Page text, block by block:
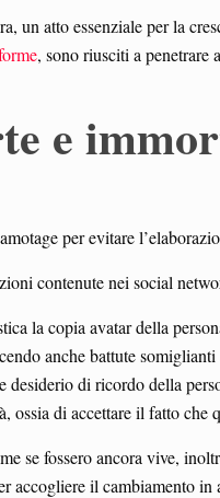
un atto essenziale per la
, sono riusciti a penetrare
e
per evitare
contenute nei social
la copia avatar della
anche battute
di ricordo della
di accettare il fatto che
se fossero ancora vive,
accogliere il cambiamento